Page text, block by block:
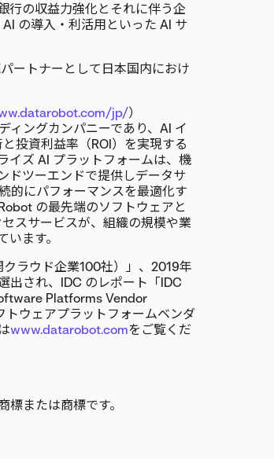
行の収益力強化とそれに伴う企
の導入・利活用といった AI サ
ートナーとして日本国内におけ
jp/）
ィングカンパニーであり、AI イ
投資利益率（ROI）を実現する
イズ AI プラットフォームは、機
ドツーエンドで提供しデータサ
的にパフォーマンスを最適化す
の最先端のソフトウェアと
スサービスが、組織の規模や業
ます。
ラウド企業100社）」、2019年
出され、IDC のレポート「IDC
Platforms Vendor
ウェアプラットフォームベンダ
www.datarobot.comをご覧くだ
または商標です。